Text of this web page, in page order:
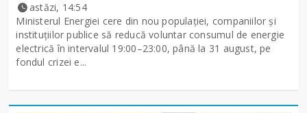
astăzi, 14:54
Ministerul Energiei cere din nou populației, companiilor și
instituțiilor publice să reducă voluntar consumul de energie
electrică în intervalul 19:00–23:00, până la 31 august, pe
fondul crizei e...